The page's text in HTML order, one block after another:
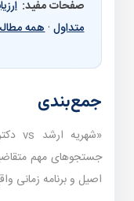
صفحات مفید:
متداول·همه
جمع‌بندی
جستجوهای مهم
اصیل و برنامه زمانی